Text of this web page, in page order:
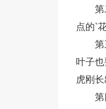
第
点的`
第
叶子
虎刚长
第